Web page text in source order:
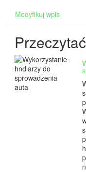
Modyfikuj wpis